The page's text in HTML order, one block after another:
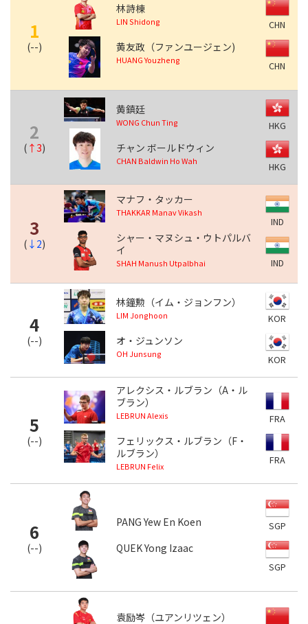
1
(--)
林詩棟
LIN Shidong
黄友政（ファンユージェン)
HUANG Youzheng
CHN
CHN
2
( ↑3)
黄鎮廷
WONG Chun Ting
チャン ボールドウィン
CHAN Baldwin Ho Wah
HKG
HKG
3
( ↓2)
マナフ・タッカー
THAKKAR Manav Vikash
シャー・マヌシュ・ウトパルバ
イ
SHAH Manush Utpalbhai
IND
IND
4
(--)
林鐘勲（イム・ジョンフン）
LIM Jonghoon
オ・ジュンソン
OH Junsung
KOR
KOR
5
(--)
アレクシス・ルブラン（A・ル
ブラン）
LEBRUN Alexis
フェリックス・ルブラン（F・
ルブラン）
LEBRUN Felix
FRA
FRA
6
(--)
PANG Yew En Koen
QUEK Yong Izaac
SGP
SGP
袁励岑（ユアンリツェン）